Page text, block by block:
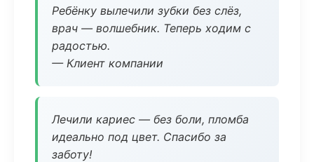
Ребёнку вылечили зубки без слёз,
врач — волшебник. Теперь ходим с
радостью.
— Клиент компании
Лечили кариес — без боли, пломба
идеально под цвет. Спасибо за
заботу!